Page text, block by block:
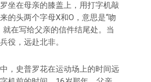
坐在母亲的膝盖上，用打字机敲
的头两个字母X和O，意思是“吻
就在写给父亲的信件结尾处。当
役，远赴北非。
，史普罗花在运动场上的时间远